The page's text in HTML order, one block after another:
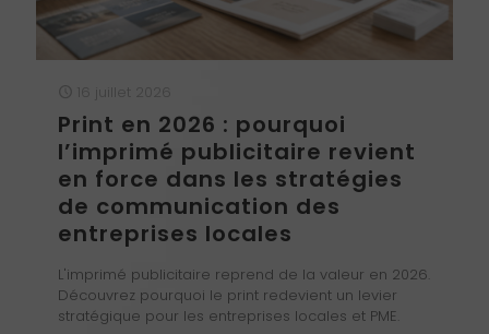
16 juillet 2026
Print en 2026 : pourquoi
l’imprimé publicitaire revient
en force dans les stratégies
de communication des
entreprises locales
L'imprimé publicitaire reprend de la valeur en 2026.
Découvrez pourquoi le print redevient un levier
stratégique pour les entreprises locales et PME.